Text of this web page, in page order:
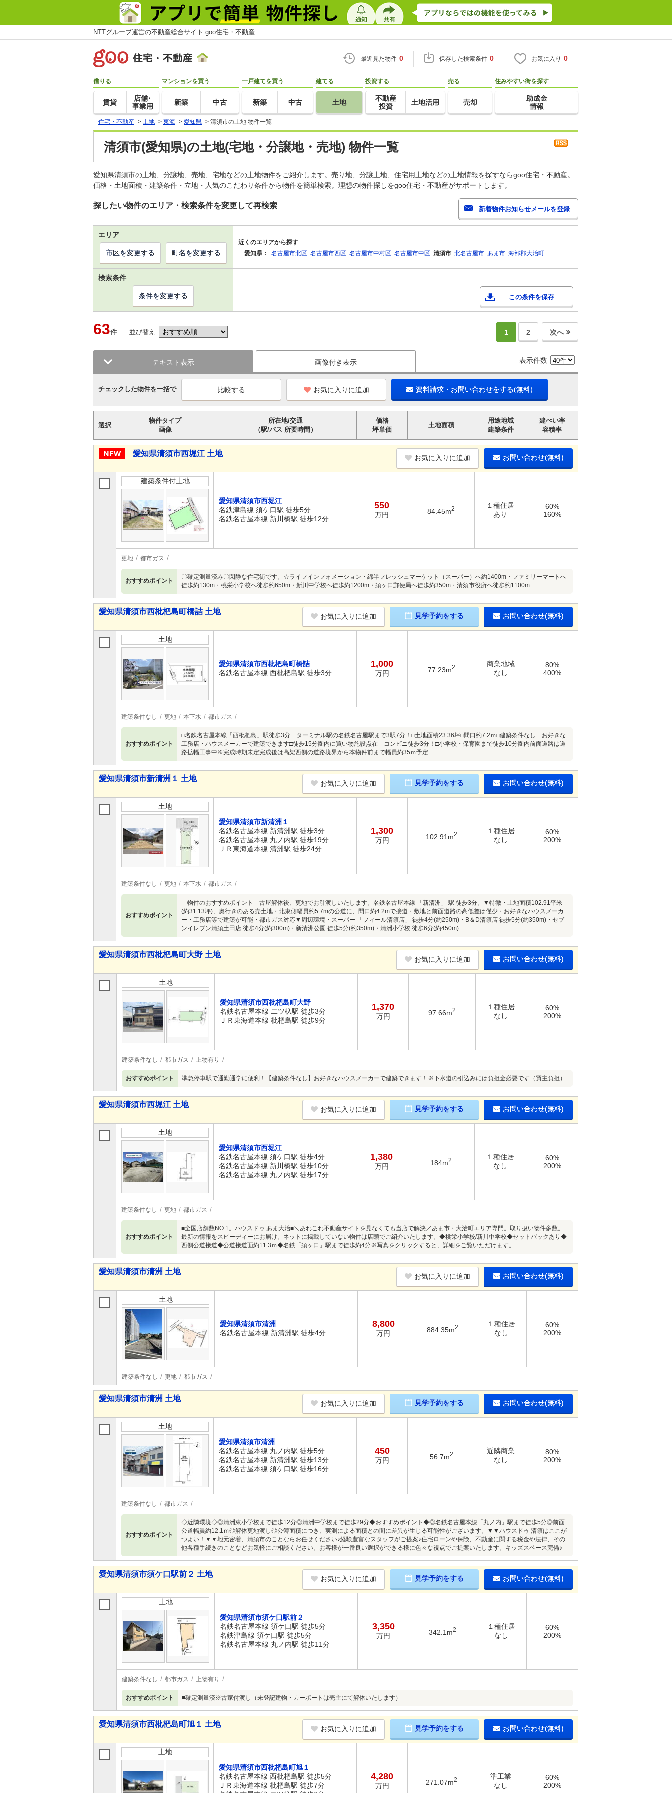
NTTグループ運営の不動産総合サイト goo住宅・不動産
最近見た物件 0 保存した検索条件 0 お気に入り 0
借りる
賃貸
店舗･
事業用
マンションを買う
新築 中古
一戸建てを買う
新築 中古
建てる
土地
投資する
不動産
投資
土地活用
売る
売却
住みやすい街を探す
助成金
情報
住宅・不動産 > 土地 > 東海 > 愛知県 > 清須市の土地 物件一覧
清須市(愛知県)の土地(宅地・分譲地・売地) 物件一覧
愛知県清須市の土地、分譲地、売地、宅地などの土地物件をご紹介します。売り地、分譲土地、住宅用土地などの土地情報を探すならgoo住宅・不動産。
価格・土地面積・建築条件・立地・人気のこだわり条件から物件を簡単検索。理想の物件探しをgoo住宅・不動産がサポートします。
探したい物件のエリア・検索条件を変更して再検索
エリア
近くのエリアから探す
愛知県：
名古屋市北区 名古屋市西区 名古屋市中村区 名古屋市中区 清須市 北名古屋市 あま市 海部郡大治町
市区を変更する 町名を変更する
検索条件
この条件を保存
条件を変更する
63件 並び替え 1 2 次へ
テキスト表示 画像付き表示 表示件数
チェックした物件を一括で お気に入りに追加 資料請求・お問い合わせをする(無料)
選択
物件タイプ
画像
所在地/交通
（駅/バス 所要時間）
価格
坪単価
土地面積
用途地域
建築条件
建ぺい率
容積率
愛知県清須市西堀江 土地 お気に入りに追加 お問い合わせ(無料)
建築条件付土地
愛知県清須市西堀江
名鉄津島線 須ケ口駅 徒歩5分
名鉄名古屋本線 新川橋駅 徒歩12分
550
万円 84.45m2
１種住居
あり
60%
160%
更地 都市ガス
おすすめポイント
〇確定測量済み〇閑静な住宅街です。☆ライフインフォメーション・綿半フレッシュマーケット（スーパー）へ約1400m・ファミリーマートへ
徒歩約130m・桃栄小学校へ徒歩約650m・新川中学校へ徒歩約1200m・須ヶ口郵便局へ徒歩約350m・清須市役所へ徒歩約1100m
愛知県清須市西枇杷島町橋詰 土地
お気に入りに追加 見学予約をする お問い合わせ(無料)
土地
愛知県清須市西枇杷島町橋詰
名鉄名古屋本線 西枇杷島駅 徒歩3分
1,000
万円 77.23m2
商業地域
なし
80%
400%
建築条件なし 更地 本下水 都市ガス
おすすめポイント
□名鉄名古屋本線「西枇杷島」駅徒歩3分 ターミナル駅の名鉄名古屋駅まで3駅7分！□土地面積23.36坪□間口約7.2ｍ□建築条件なし お好きな
工務店・ハウスメーカーで建築できます□徒歩15分圏内に買い物施設点在 コンビニ徒歩3分！□小学校・保育園まで徒歩10分圏内前面道路は道
路拡幅工事中※完成時期未定完成後は高架西側の道路境界から本物件前まで幅員約35ｍ予定
愛知県清須市新清洲１ 土地
お気に入りに追加 見学予約をする お問い合わせ(無料)
土地
愛知県清須市新清洲１
名鉄名古屋本線 新清洲駅 徒歩3分
名鉄名古屋本線 丸ノ内駅 徒歩19分
ＪＲ東海道本線 清洲駅 徒歩24分
1,300
万円 102.91m2
１種住居
なし
60%
200%
建築条件なし 更地 本下水 都市ガス
おすすめポイント
－物件のおすすめポイント－古屋解体後、更地でお引渡しいたします。名鉄名古屋本線 「新清洲」 駅 徒歩3分。▼特徴・土地面積102.91平米
(約31.13坪)、奥行きのある売土地・北東側幅員約5.7mの公道に、間口約4.2mで接道・敷地と前面道路の高低差は僅少・お好きなハウスメーカ
ー・工務店等で建築が可能・都市ガス対応▼周辺環境・スーパー 「フィール清須店」 徒歩4分(約250m)・B＆D清須店 徒歩5分(約350m)・セブ
ンイレブン清須土田店 徒歩4分(約300m)・新清洲公園 徒歩5分(約350m)・清洲小学校 徒歩6分(約450m)
愛知県清須市西枇杷島町大野 土地
お気に入りに追加 お問い合わせ(無料)
土地
愛知県清須市西枇杷島町大野
名鉄名古屋本線 二ツ杁駅 徒歩3分
ＪＲ東海道本線 枇杷島駅 徒歩9分
1,370
万円 97.66m2
１種住居
なし
60%
200%
建築条件なし 都市ガス 上物有り
おすすめポイント 準急停車駅で通勤通学に便利！【建築条件なし】お好きなハウスメーカーで建築できます！※下水道の引込みには負担金必要です（買主負担）
愛知県清須市西堀江 土地
お気に入りに追加 見学予約をする お問い合わせ(無料)
土地
愛知県清須市西堀江
名鉄名古屋本線 須ケ口駅 徒歩4分
名鉄名古屋本線 新川橋駅 徒歩10分
名鉄名古屋本線 丸ノ内駅 徒歩17分
1,380
万円 184m2
１種住居
なし
60%
200%
建築条件なし 更地 都市ガス
おすすめポイント
■全国店舗数NO.1。ハウスドゥ あま大治■＼あれこれ不動産サイトを見なくても当店で解決／あま市・大治町エリア専門。取り扱い物件多数。
最新の情報をスピーディーにお届け。ネットに掲載していない物件は店頭でご紹介いたします。◆桃栄小学校/新川中学校◆セットバックあり◆
西側公道接道◆公道接道面約11.3ｍ◆名鉄「須ヶ口」駅まで徒歩約4分※写真をクリックすると、詳細をご覧いただけます。
愛知県清須市清洲 土地
お気に入りに追加 お問い合わせ(無料)
土地
愛知県清須市清洲
名鉄名古屋本線 新清洲駅 徒歩4分
8,800
万円 884.35m2
１種住居
なし
60%
200%
建築条件なし 更地 都市ガス
愛知県清須市清洲 土地
お気に入りに追加 見学予約をする お問い合わせ(無料)
土地
愛知県清須市清洲
名鉄名古屋本線 丸ノ内駅 徒歩5分
名鉄名古屋本線 新清洲駅 徒歩13分
名鉄名古屋本線 須ケ口駅 徒歩16分
450
万円 56.7m2
近隣商業
なし
80%
200%
建築条件なし 都市ガス
おすすめポイント
◇近隣環境◇◎清洲東小学校まで徒歩12分◎清洲中学校まで徒歩29分◆おすすめポイント◆◎名鉄名古屋本線「丸ノ内」駅まで徒歩5分◎前面
公道幅員約12.1ｍ◎解体更地渡し◎公簿面積につき、実測による面積との間に差異が生じる可能性がございます。▼▼ハウスドゥ 清須はここが
つよい！▼▼地元密着、清須市のことならお任せください♪経験豊富なスタッフがご提案♪住宅ローンや保険、不動産に関する税金や法律、その
他各種手続きのことなどお気軽にご相談ください。お客様が一番良い選択ができる様に色々な視点でご提案いたします。キッズスペース完備♪
愛知県清須市須ケ口駅前２ 土地
お気に入りに追加 見学予約をする お問い合わせ(無料)
土地
愛知県清須市須ケ口駅前２
名鉄名古屋本線 須ケ口駅 徒歩5分
名鉄津島線 須ケ口駅 徒歩5分
名鉄名古屋本線 丸ノ内駅 徒歩11分
3,350
万円 342.1m2
１種住居
なし
60%
200%
建築条件なし 都市ガス 上物有り
おすすめポイント ■確定測量済※古家付渡し（未登記建物・カーポートは売主にて解体いたします）
愛知県清須市西枇杷島町旭１ 土地
お気に入りに追加 見学予約をする お問い合わせ(無料)
土地
愛知県清須市西枇杷島町旭１
名鉄名古屋本線 西枇杷島駅 徒歩5分
ＪＲ東海道本線 枇杷島駅 徒歩7分
4,280
万円 271.07m2
準工業
なし
60%
200%